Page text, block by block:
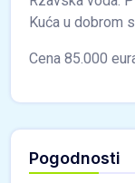
Kuća u dobrom
Cena 85.000
Pogodnosti